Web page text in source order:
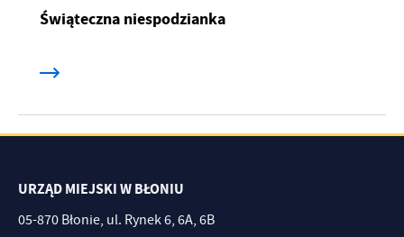
Świąteczna niespodzianka
URZĄD MIEJSKI W BŁONIU
05-870 Błonie, ul. Rynek 6, 6A, 6B